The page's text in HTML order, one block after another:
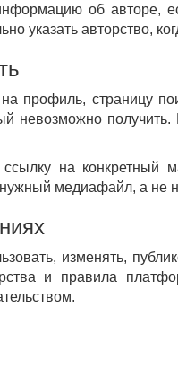
об авторе,
указать авторство,
профиль, страницу
получить.
на
медиафайл, а не
изменять,
и правила